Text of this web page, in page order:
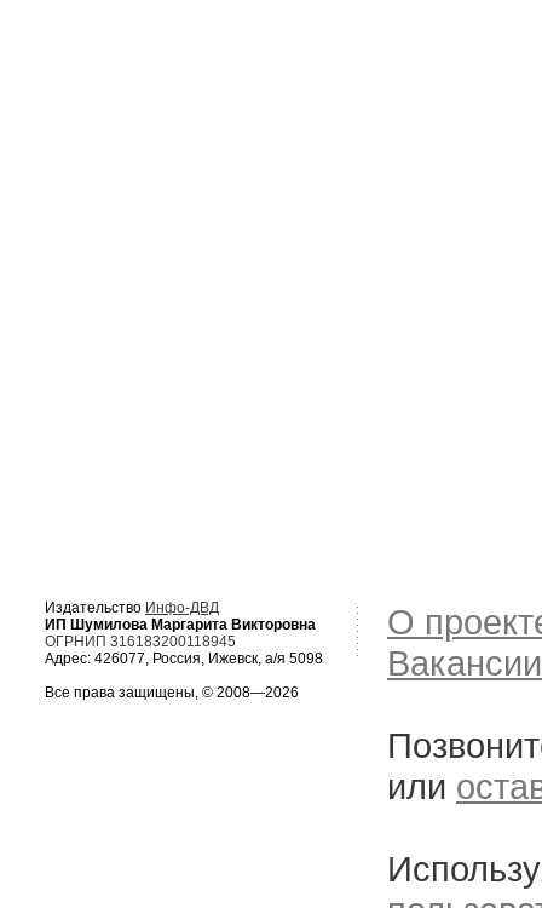
Издательство Инфо-ДВД
ИП Шумилова Маргарита Викторовна
ОГРНИП 316183200118945
Адрес: 426077, Россия, Ижевск, а/я 5098
Все права защищены, © 2008—2026
О
Вакансии
или